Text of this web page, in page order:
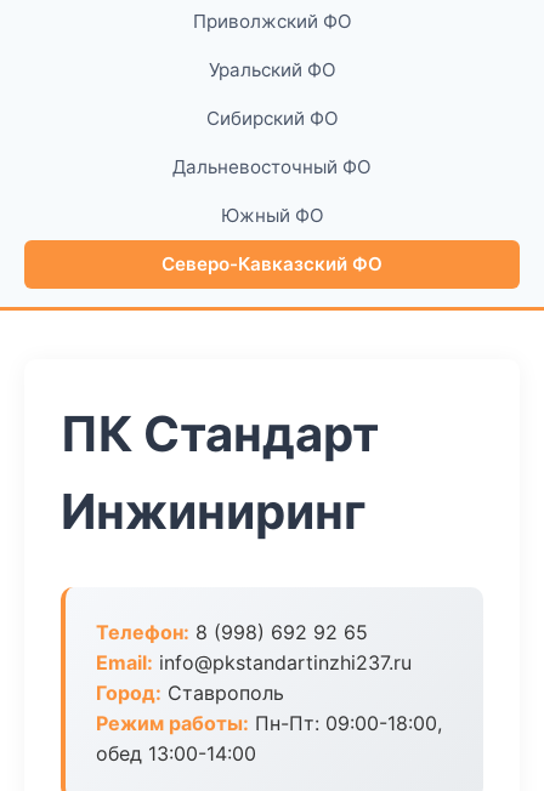
Приволжский ФО
Уральский ФО
Сибирский ФО
Дальневосточный ФО
Южный ФО
Северо-Кавказский ФО
ПК Стандарт
Инжиниринг
Телефон: 8 (998) 692 92 65
Email: info@pkstandartinzhi237.ru
Город: Ставрополь
Режим работы: Пн-Пт: 09:00-18:00,
обед 13:00-14:00